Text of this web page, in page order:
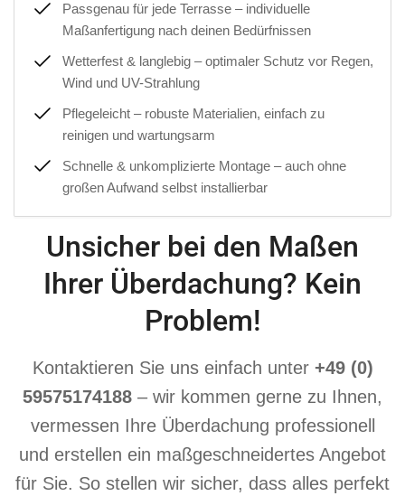
Passgenau für jede Terrasse – individuelle
Maßanfertigung nach deinen Bedürfnissen
Wetterfest & langlebig – optimaler Schutz vor Regen,
Wind und UV-Strahlung
Pflegeleicht – robuste Materialien, einfach zu
reinigen und wartungsarm
Schnelle & unkomplizierte Montage – auch ohne
großen Aufwand selbst installierbar
Unsicher bei den Maßen
Ihrer Überdachung? Kein
Problem!
Kontaktieren Sie uns einfach unter +49 (0)
59575174188 – wir kommen gerne zu Ihnen,
vermessen Ihre Überdachung professionell
und erstellen ein maßgeschneidertes Angebot
für Sie. So stellen wir sicher, dass alles perfekt